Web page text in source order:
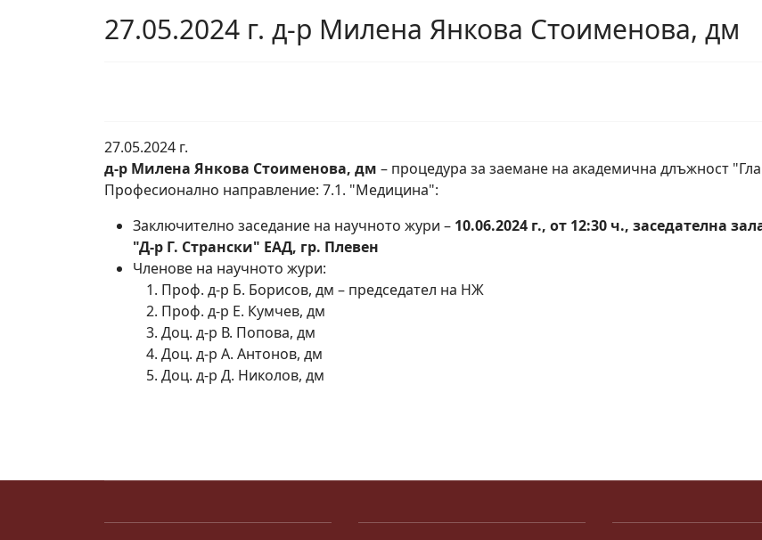
27.05.2024 г. д-р Милена Янкова Стоименова, дм
27.05.2024 г.
д-р Милена Янкова Стоименова, дм – процедура за заемане на академична длъжност
Професионално направление: 7.1. "Медицина":
Заключително заседание на научното жури – 10.06.2024 г., от 12:30 ч., заседателна
"Д-р Г. Странски" ЕАД, гр. Плевен
Членове на научното жури:
Проф. д-р Б. Борисов, дм – председател на НЖ
Проф. д-р Е. Кумчев, дм
Доц. д-р В. Попова, дм
Доц. д-р А. Антонов, дм
Доц. д-р Д. Николов, дм